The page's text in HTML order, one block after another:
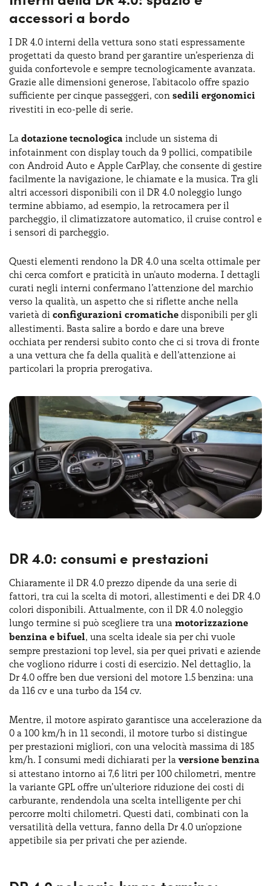
accessori a bordo
I DR 4.0 interni della vettura sono stati espressamente
progettati da questo brand per garantire un’esperienza di
guida confortevole e sempre tecnologicamente avanzata.
Grazie alle dimensioni generose, l'abitacolo offre spazio
sufficiente per cinque passeggeri, con sedili ergonomici
rivestiti in eco-pelle di serie.
La dotazione tecnologica include un sistema di
infotainment con display touch da 9 pollici, compatibile
con Android Auto e Apple CarPlay, che consente di gestire
facilmente la navigazione, le chiamate e la musica. Tra gli
altri accessori disponibili con il DR 4.0 noleggio lungo
termine abbiamo, ad esempio, la retrocamera per il
parcheggio, il climatizzatore automatico, il cruise control e
i sensori di parcheggio.
Questi elementi rendono la DR 4.0 una scelta ottimale per
chi cerca comfort e praticità in un'auto moderna. I dettagli
curati negli interni confermano l’attenzione del marchio
verso la qualità, un aspetto che si riflette anche nella
varietà di configurazioni cromatiche disponibili per gli
allestimenti. Basta salire a bordo e dare una breve
occhiata per rendersi subito conto che ci si trova di fronte
a una vettura che fa della qualità e dell’attenzione ai
particolari la propria prerogativa.
DR 4.0: consumi e prestazioni
Chiaramente il DR 4.0 prezzo dipende da una serie di
fattori, tra cui la scelta di motori, allestimenti e dei DR 4.0
colori disponibili. Attualmente, con il DR 4.0 noleggio
lungo termine si può scegliere tra una motorizzazione
benzina e bifuel, una scelta ideale sia per chi vuole
sempre prestazioni top level, sia per quei privati e aziende
che vogliono ridurre i costi di esercizio. Nel dettaglio, la
Dr 4.0 offre ben due versioni del motore 1.5 benzina: una
da 116 cv e una turbo da 154 cv.
Mentre, il motore aspirato garantisce una accelerazione da
0 a 100 km/h in 11 secondi, il motore turbo si distingue
per prestazioni migliori, con una velocità massima di 185
km/h. I consumi medi dichiarati per la versione benzina
si attestano intorno ai 7,6 litri per 100 chilometri, mentre
la variante GPL offre un’ulteriore riduzione dei costi di
carburante, rendendola una scelta intelligente per chi
percorre molti chilometri. Questi dati, combinati con la
versatilità della vettura, fanno della Dr 4.0 un'opzione
appetibile sia per privati che per aziende.